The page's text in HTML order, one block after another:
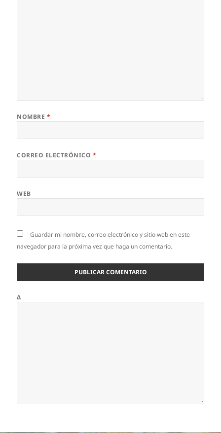
NOMBRE *
CORREO ELECTRÓNICO *
WEB
Guardar mi nombre, correo electrónico y sitio web en este
navegador para la próxima vez que haga un comentario.
Δ